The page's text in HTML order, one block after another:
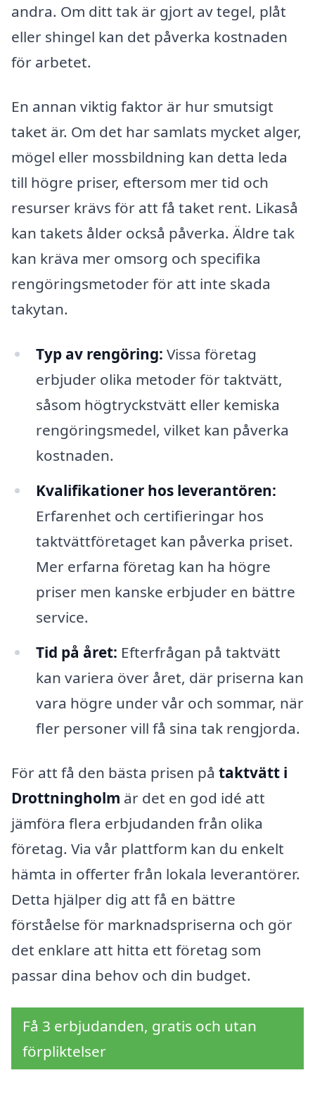
andra. Om ditt tak är gjort av tegel, plåt
eller shingel kan det påverka kostnaden
för arbetet.
En annan viktig faktor är hur smutsigt
taket är. Om det har samlats mycket alger,
mögel eller mossbildning kan detta leda
till högre priser, eftersom mer tid och
resurser krävs för att få taket rent. Likaså
kan takets ålder också påverka. Äldre tak
kan kräva mer omsorg och specifika
rengöringsmetoder för att inte skada
takytan.
Typ av rengöring: Vissa företag
erbjuder olika metoder för taktvätt,
såsom högtryckstvätt eller kemiska
rengöringsmedel, vilket kan påverka
kostnaden.
Kvalifikationer hos leverantören:
Erfarenhet och certifieringar hos
taktvättföretaget kan påverka priset.
Mer erfarna företag kan ha högre
priser men kanske erbjuder en bättre
service.
Tid på året: Efterfrågan på taktvätt
kan variera över året, där priserna kan
vara högre under vår och sommar, när
fler personer vill få sina tak rengjorda.
För att få den bästa prisen på taktvätt i
Drottningholm är det en god idé att
jämföra flera erbjudanden från olika
företag. Via vår plattform kan du enkelt
hämta in offerter från lokala leverantörer.
Detta hjälper dig att få en bättre
förståelse för marknadspriserna och gör
det enklare att hitta ett företag som
passar dina behov och din budget.
Få 3 erbjudanden, gratis och utan
förpliktelser